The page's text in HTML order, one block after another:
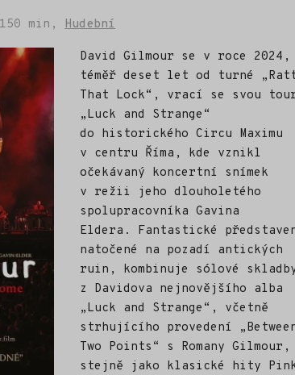
150 min, Hudební
David Gilmour se v roce 2024,
téměř deset let od turné
That Lock“, vrací se svou
„Luck and Strange“
do historického Circu Maximu
v centru Říma, kde vznikl
očekávaný koncertní snímek
v režii jeho dlouholetého
spolupracovníka Gavina
Eldera. Fantastické
natočené na pozadí antických
ruin, kombinuje sólové
z Davidova nejnovějšího alba
„Luck and Strange“, včetně
strhujícího provedení
Two Points“ s Romany Gilmour,
stejně jako klasické hity